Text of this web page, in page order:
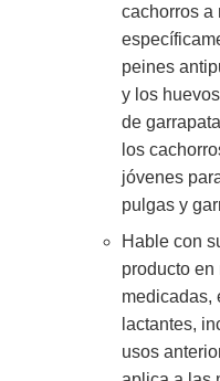
cachorros a
peines
y los
de
los
jóvenes
pulgas y
Hable con
producto
medicadas,
lactantes,
usos